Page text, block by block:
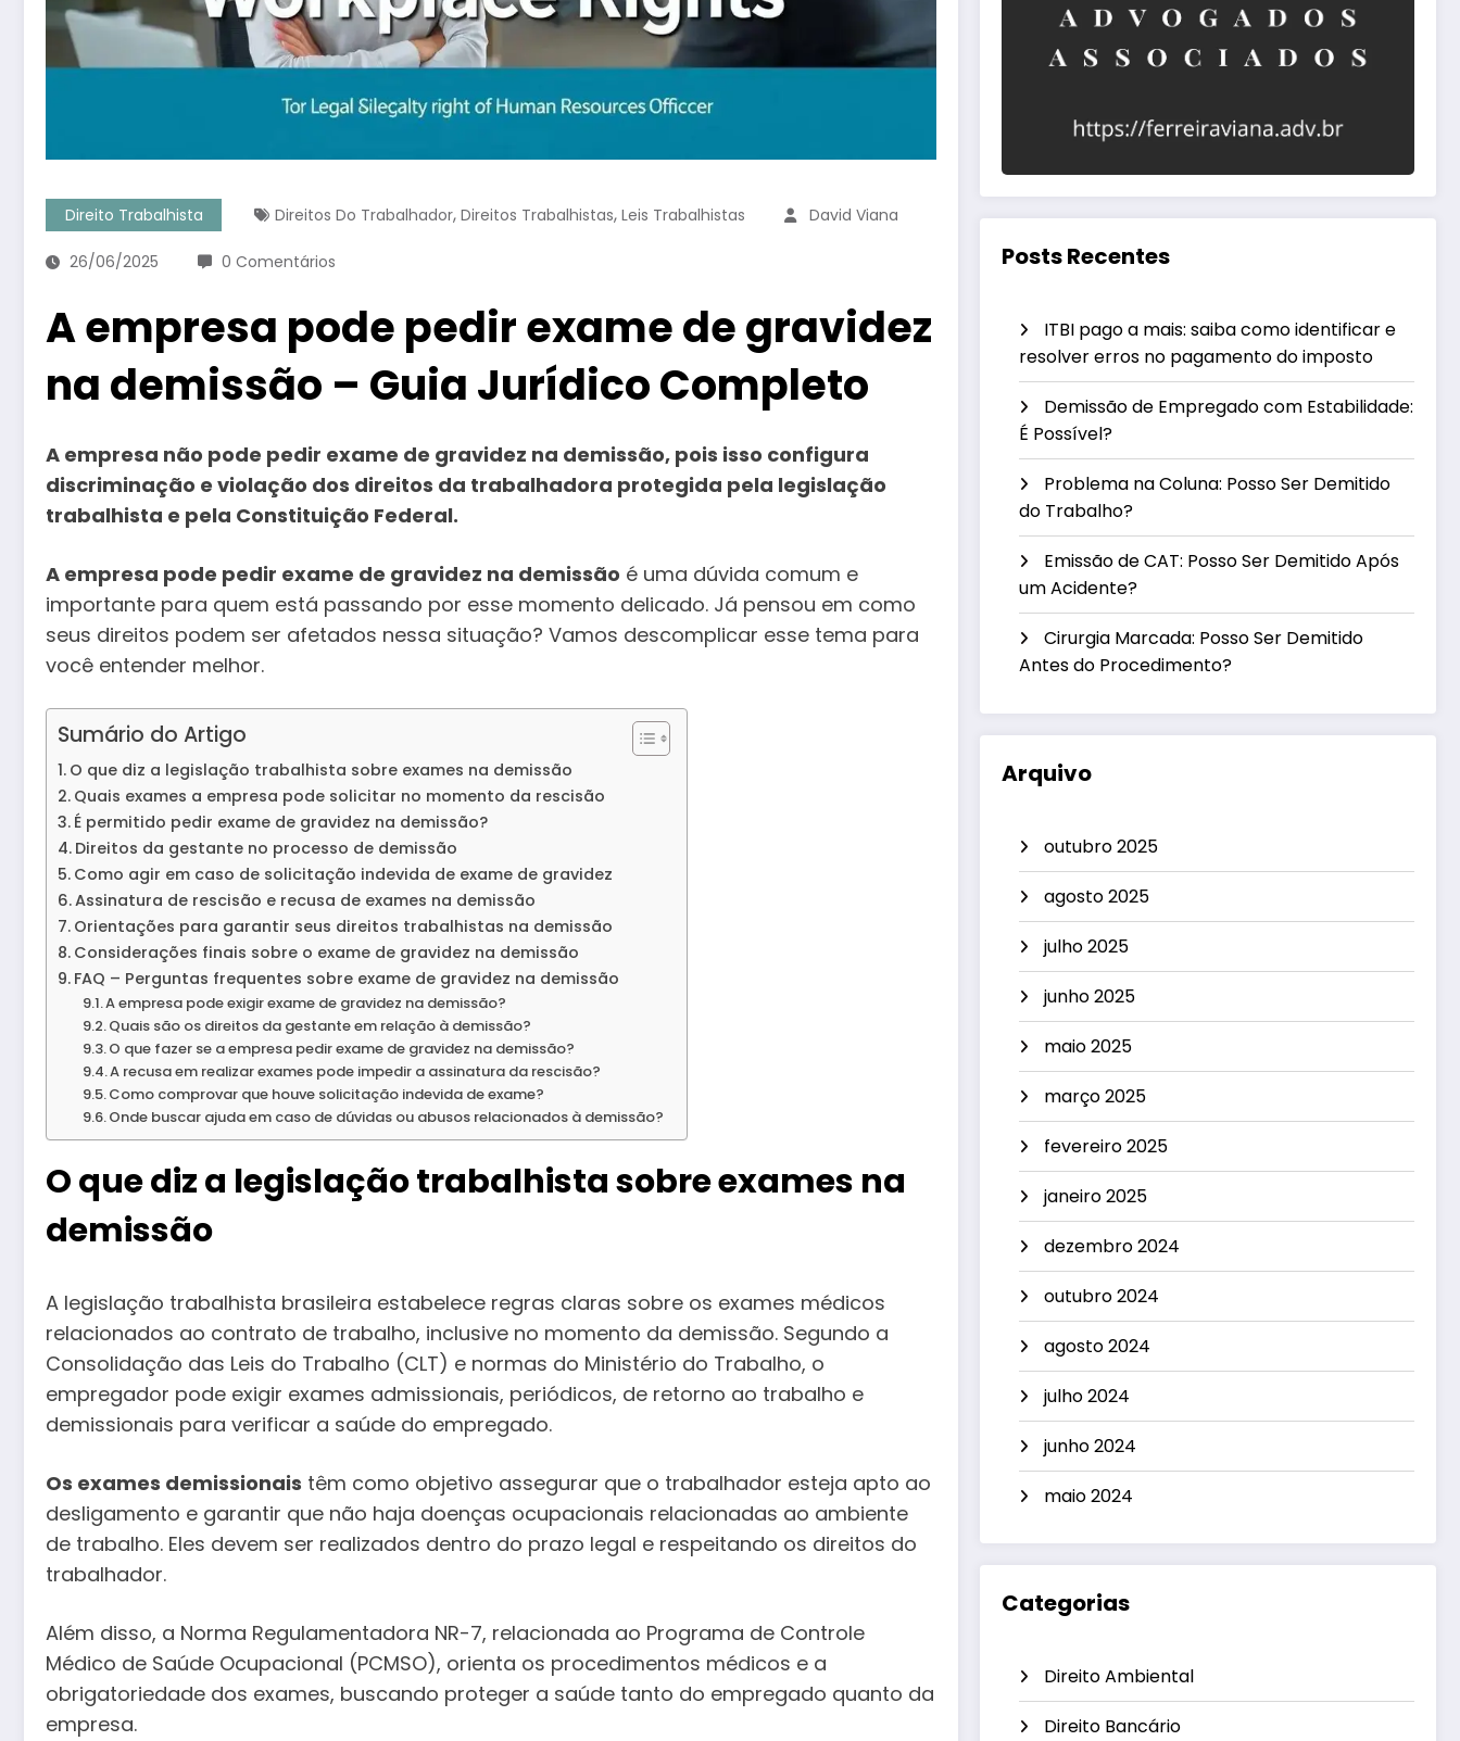
Direito Trabalhista Direitos Do Trabalhador, Direitos Trabalhistas, Leis Trabalhistas David Viana
26/06/2025 0 Comentários
A empresa pode pedir exame de gravidez
na demissão – Guia Jurídico Completo
A empresa não pode pedir exame de gravidez na demissão, pois isso configura
discriminação e violação dos direitos da trabalhadora protegida pela legislação
trabalhista e pela Constituição Federal.
A empresa pode pedir exame de gravidez na demissão é uma dúvida comum e
importante para quem está passando por esse momento delicado. Já pensou em como
seus direitos podem ser afetados nessa situação? Vamos descomplicar esse tema para
você entender melhor.
Sumário do Artigo
O que diz a legislação trabalhista sobre exames na demissão
Quais exames a empresa pode solicitar no momento da rescisão
É permitido pedir exame de gravidez na demissão?
Direitos da gestante no processo de demissão
Como agir em caso de solicitação indevida de exame de gravidez
Assinatura de rescisão e recusa de exames na demissão
Orientações para garantir seus direitos trabalhistas na demissão
Considerações finais sobre o exame de gravidez na demissão
FAQ – Perguntas frequentes sobre exame de gravidez na demissão
A empresa pode exigir exame de gravidez na demissão?
Quais são os direitos da gestante em relação à demissão?
O que fazer se a empresa pedir exame de gravidez na demissão?
A recusa em realizar exames pode impedir a assinatura da rescisão?
Como comprovar que houve solicitação indevida de exame?
Onde buscar ajuda em caso de dúvidas ou abusos relacionados à demissão?
O que diz a legislação trabalhista sobre exames na
demissão
A legislação trabalhista brasileira estabelece regras claras sobre os exames médicos
relacionados ao contrato de trabalho, inclusive no momento da demissão. Segundo a
Consolidação das Leis do Trabalho (CLT) e normas do Ministério do Trabalho, o
empregador pode exigir exames admissionais, periódicos, de retorno ao trabalho e
demissionais para verificar a saúde do empregado.
Os exames demissionais têm como objetivo assegurar que o trabalhador esteja apto ao
desligamento e garantir que não haja doenças ocupacionais relacionadas ao ambiente
de trabalho. Eles devem ser realizados dentro do prazo legal e respeitando os direitos do
trabalhador.
Além disso, a Norma Regulamentadora NR-7, relacionada ao Programa de Controle
Médico de Saúde Ocupacional (PCMSO), orienta os procedimentos médicos e a
obrigatoriedade dos exames, buscando proteger a saúde tanto do empregado quanto da
empresa.
Posts Recentes
ITBI pago a mais: saiba como identificar e
resolver erros no pagamento do imposto
Demissão de Empregado com Estabilidade:
É Possível?
Problema na Coluna: Posso Ser Demitido
do Trabalho?
Emissão de CAT: Posso Ser Demitido Após
um Acidente?
Cirurgia Marcada: Posso Ser Demitido
Antes do Procedimento?
Arquivo
outubro 2025
agosto 2025
julho 2025
junho 2025
maio 2025
março 2025
fevereiro 2025
janeiro 2025
dezembro 2024
outubro 2024
agosto 2024
julho 2024
junho 2024
maio 2024
Categorias
Direito Ambiental
Direito Bancário